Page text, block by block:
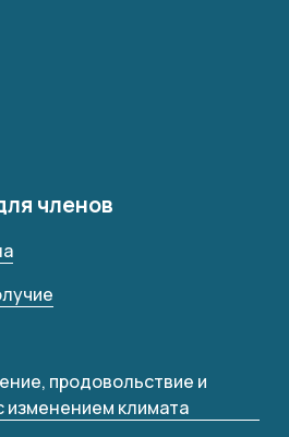
членов
продовольствие и
изменением климата